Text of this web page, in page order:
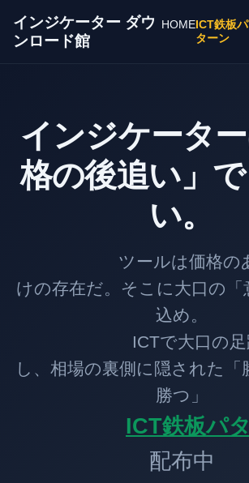
インジケーター ダウ
ンロード館
HOMEICT鉄板パ
ターン
インジケータ
格の後追い」
い。
ツールは価格のあ
けの存在だ。そこに大口の「
込め。
ICTで大口の足跡
し、相場の裏側に隠された「
勝つ」
ICT鉄板パ
配布中